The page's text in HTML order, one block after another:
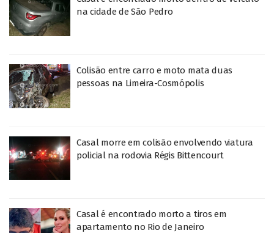
na cidade de São Pedro
Colisão entre carro e moto mata duas
pessoas na Limeira-Cosmópolis
Casal morre em colisão envolvendo viatura
policial na rodovia Régis Bittencourt
Casal é encontrado morto a tiros em
apartamento no Rio de Janeiro